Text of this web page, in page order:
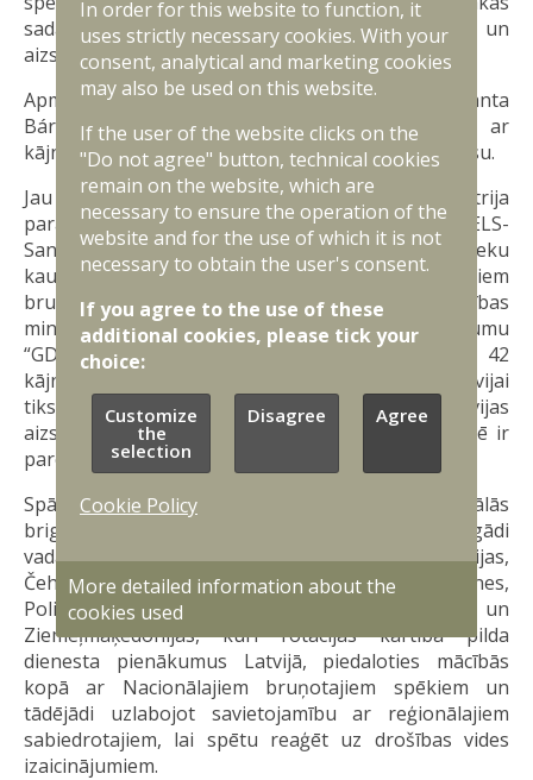
sadarbības iespējas kopīgos iepirkumos un
aizsardzības industriju savstarpējā sadarbība.
Apmeklējot aizsardzības uzņēmumu “GDELS-Santa
Bárbara Sistemas” Trūbijā, ministrs iepazinās ar
kājnieku kaujas mašīnu “Hunter” ražošanas procesu.
Jau ziņots, ka šī gada janvārī Aizsardzības ministrija
parakstīja līgumu ar Spānijas uzņēmumu “GDELS-
Santa Bárbara Sistemas” par 42 “ASCOD” kājnieku
kaujas mašīnu “Hunter” piegādi Nacionālajiem
bruņotajiem spēkiem. Savukārt jūnijā Aizsardzības
ministrija parakstīja līgumu ar Spānijas uzņēmumu
“GDELS-Santa Bárbara Sistemas” par papildus 42
kājnieku kaujas mašīnu iegādi. Rezultātā, kopā Latvijai
tiks piegādāti 84 transportlīdzekļi. Latvijas
aizsardzības industrijas iesaiste pasūtījuma izpildē ir
paredzēta vismaz 30 % apjomā.
Spānija ir viena no 13 NATO daudznacionālās
brigādes Latvijā dalībvalstīm. Daudznacionālo brigādi
vada Kanāda, apvienojot karavīrus no Albānijas,
Čehijas, Itālijas, Islandes, Kanādas, Melnkalnes,
Polijas, Slovākijas, Slovēnijas, Spānijas un
Ziemeļmaķedonijas, kuri rotācijas kārtībā pilda
dienesta pienākumus Latvijā, piedaloties mācībās
kopā ar Nacionālajiem bruņotajiem spēkiem un
tādējādi uzlabojot savietojamību ar reģionālajiem
sabiedrotajiem, lai spētu reaģēt uz drošības vides
izaicinājumiem.
In order for this website to function, it
uses strictly necessary cookies. With your
consent, analytical and marketing cookies
may also be used on this website.
If the user of the website clicks on the
"Do not agree" button, technical cookies
remain on the website, which are
necessary to ensure the operation of the
website and for the use of which it is not
necessary to obtain the user's consent.
If you agree to the use of these
additional cookies, please tick your
choice:
Customize
the
selection
Disagree Agree
Cookie Policy
More detailed information about the
cookies used